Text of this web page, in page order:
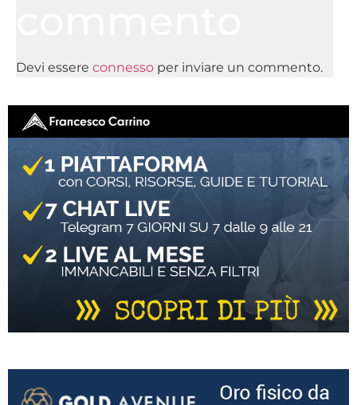
Devi essere connesso per inviare un commento.